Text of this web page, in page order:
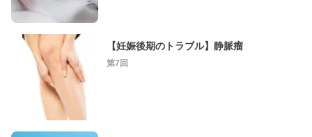
【妊娠後期のトラブル】静脈瘤
第7回